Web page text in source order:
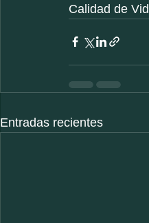
Calidad de
Entradas recientes